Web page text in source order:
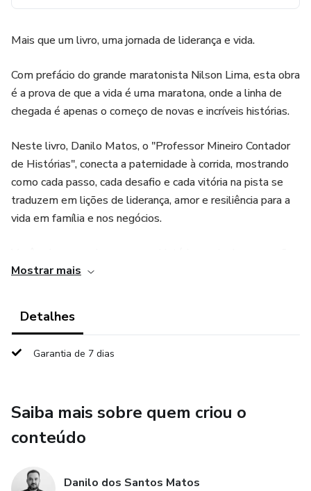
Mais que um livro, uma jornada de liderança e vida.
Com prefácio do grande maratonista Nilson Lima, esta obra
é a prova de que a vida é uma maratona, onde a linha de
chegada é apenas o começo de novas e incríveis histórias.
Neste livro, Danilo Matos, o "Professor Mineiro Contador
de Histórias", conecta a paternidade à corrida, mostrando
como cada passo, cada desafio e cada vitória na pista se
traduzem em lições de liderança, amor e resiliência para a
vida em família e nos negócios.
rir com a perspicácia dos filhos e se inspirar com a
presente perfeito para todo pai que quer deixar um legado.
Adquira agora e descubra que o maior troféu da vida é a
Mostrar mais
Detalhes
Garantia de 7 dias
Saiba mais sobre quem criou o
conteúdo
Danilo dos Santos Matos